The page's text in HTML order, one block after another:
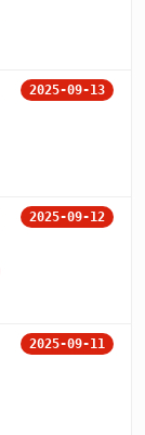
2025-09-13
2025-09-12
2025-09-11